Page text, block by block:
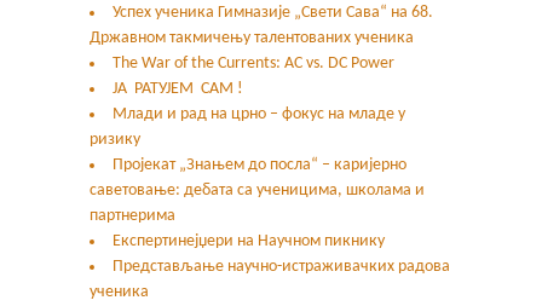
Успех ученика Гимназије „Свети Сава“ на 68.
Државном такмичењу талентованих ученика
The War of the Currents: AC vs. DC Power
ЈА РАТУЈЕМ САМ !
Млади и рад на црно – фокус на младе у
ризику
Пројекат „Знањем до посла“ – каријерно
саветовање: дебата са ученицима, школама и
партнерима
Експертинејџери на Научном пикнику
Представљање научно-истраживачких радова
ученика